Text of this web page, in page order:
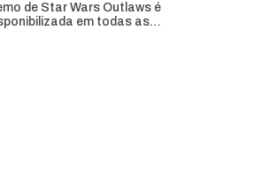
de Star Wars Outlaws é
em todas as…